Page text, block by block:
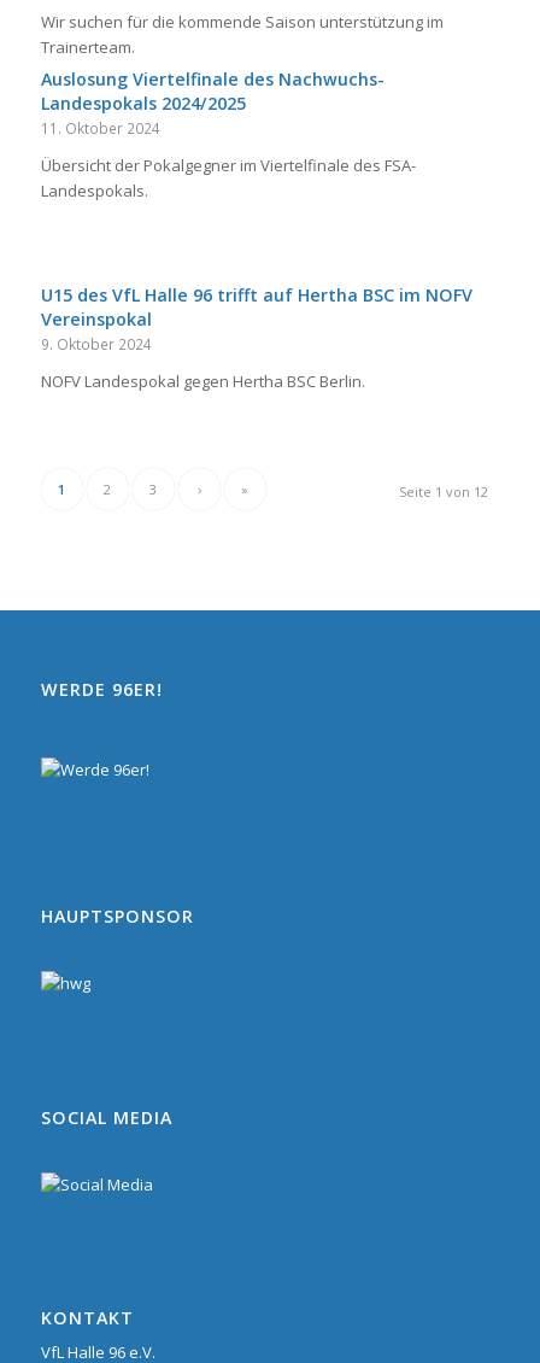
Wir suchen für die kommende Saison unterstützung im
Trainerteam.
Auslosung Viertelfinale des Nachwuchs-
Landespokals 2024/2025
11. Oktober 2024
Übersicht der Pokalgegner im Viertelfinale des FSA-
Landespokals.
U15 des VfL Halle 96 trifft auf Hertha BSC im NOFV
Vereinspokal
9. Oktober 2024
NOFV Landespokal gegen Hertha BSC Berlin.
Seite 1 von 12
1 2 3 › »
WERDE 96ER!
HAUPTSPONSOR
SOCIAL MEDIA
KONTAKT
VfL Halle 96 e.V.